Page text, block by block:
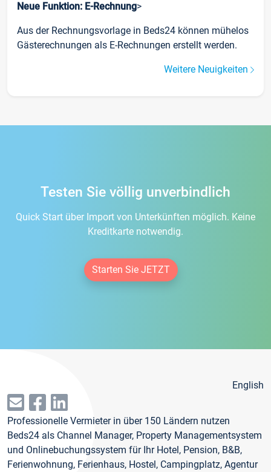
Neue Funktion: E-Rechnung>
Aus der Rechnungsvorlage in Beds24 können mühelos
Gästerechnungen als E-Rechnungen erstellt werden.
Weitere Neuigkeiten
Testen Sie völlig unverbindlich
Quick Start über Import von Unterkünften möglich. Keine
Kreditkarte notwendig.
Starten Sie JETZT
English
Professionelle Vermieter in über 150 Ländern nutzen
Beds24 als Channel Manager, Property Managementsystem
und Onlinebuchungssystem für Ihr Hotel, Pension, B&B,
Ferienwohnung, Ferienhaus, Hostel, Campingplatz, Agentur